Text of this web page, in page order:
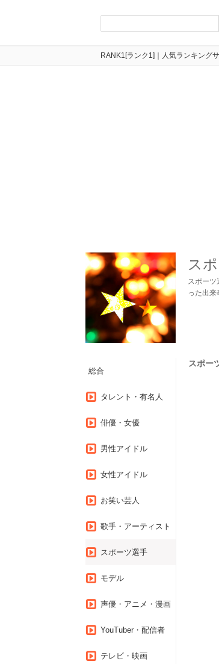
RANK1[ランク1]｜人気ランキング
ス
スポーツ
った出来
総合
タレント・有名人
俳優・女優
男性アイドル
女性アイドル
お笑い芸人
歌手・アーティスト
スポーツ選手
モデル
声優・アニメ・漫画
YouTuber・配信者
テレビ・映画
スポー